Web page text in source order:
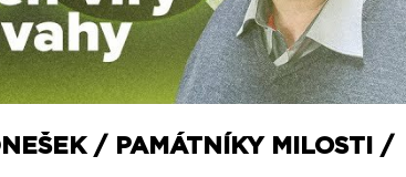
/ PAMÁTNÍKY MILOSTI /